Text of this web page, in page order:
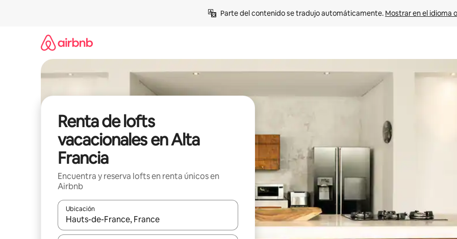
Parte del contenido se tradujo automáticamente. Mostrar en el idioma
Renta de lofts
vacacionales en Alta
Francia
Encuentra y reserva lofts en renta únicos en
Airbnb
Ubicación
Cuando los resultados estén disponibles, podrás navegar usando las teclas de las flechas hacia arriba y hacia abajo, o